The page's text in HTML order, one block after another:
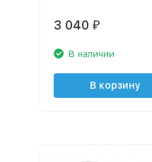
3 040 ₽
В наличии
В корзину